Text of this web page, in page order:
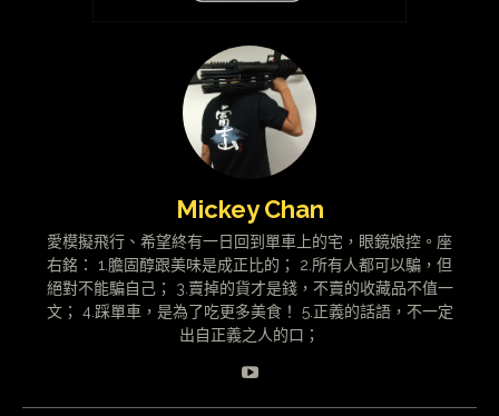
Mickey Chan
愛模擬飛行、希望終有一日回到單車上的宅，眼鏡娘控。座
右銘： 1.膽固醇跟美味是成正比的； 2.所有人都可以騙，但
絕對不能騙自己； 3.賣掉的貨才是錢，不賣的收藏品不值一
文； 4.踩單車，是為了吃更多美食！ 5.正義的話語，不一定
出自正義之人的口；